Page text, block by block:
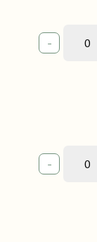
-
met
dak
(6-
-
met